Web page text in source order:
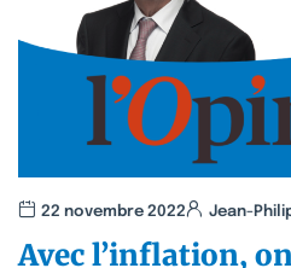
22 novembre 2022 Jean-
Avec l’inflation,